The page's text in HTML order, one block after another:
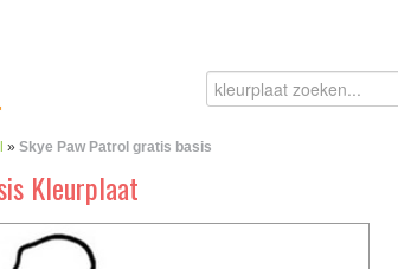
» Skye Paw Patrol gratis basis
Kleurplaat